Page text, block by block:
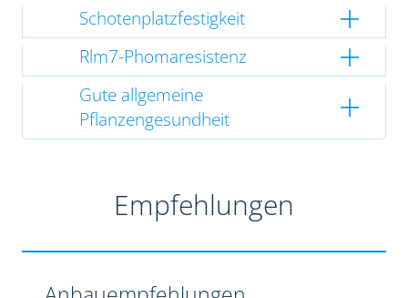
Schotenplatzfestigkeit
Rlm7-Phomaresistenz
Gute allgemeine
Pflanzengesundheit
Empfehlungen